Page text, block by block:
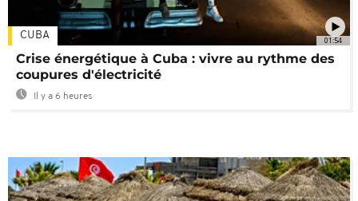
01:54
CUBA
Crise énergétique à Cuba : vivre au rythme des
coupures d'électricité
Il y a 6 heures